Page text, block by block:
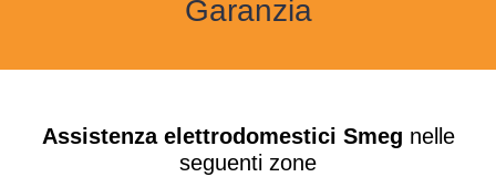
Garanzia
Assistenza elettrodomestici Smeg nelle
seguenti zone